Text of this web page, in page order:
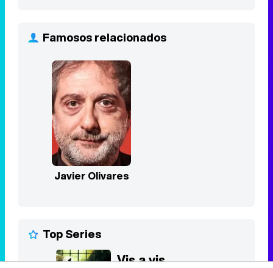
Famosos relacionados
Javier Olivares
Top Series
1 Vis a vis